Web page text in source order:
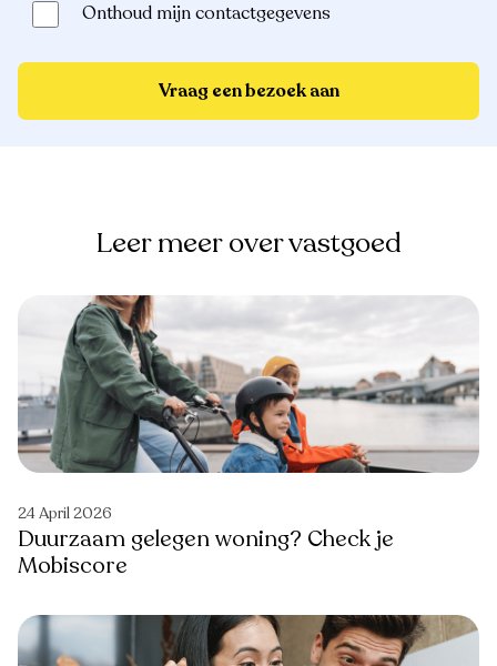
Onthoud mijn contactgegevens
Vraag een bezoek aan
Leer meer over vastgoed
24 April 2026
Duurzaam gelegen woning? Check je
Mobiscore